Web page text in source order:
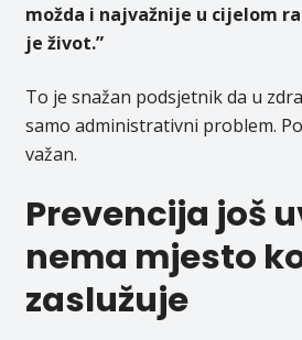
možda i najvažnije u cijelom
je život.”
To je snažan podsjetnik da u
samo administrativni problem.
važan.
Prevencija još
nema mjesto
zaslužuje